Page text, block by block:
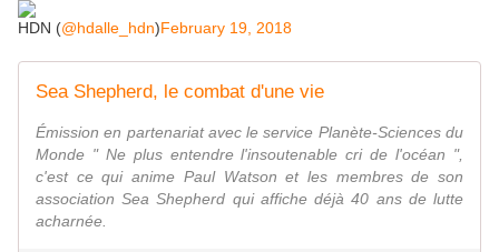
HDN (@hdalle_hdn)February 19, 2018
Sea Shepherd, le combat d'une vie
Émission en partenariat avec le service Planète-Sciences du
Monde " Ne plus entendre l'insoutenable cri de l'océan ",
c'est ce qui anime Paul Watson et les membres de son
association Sea Shepherd qui affiche déjà 40 ans de lutte
acharnée.